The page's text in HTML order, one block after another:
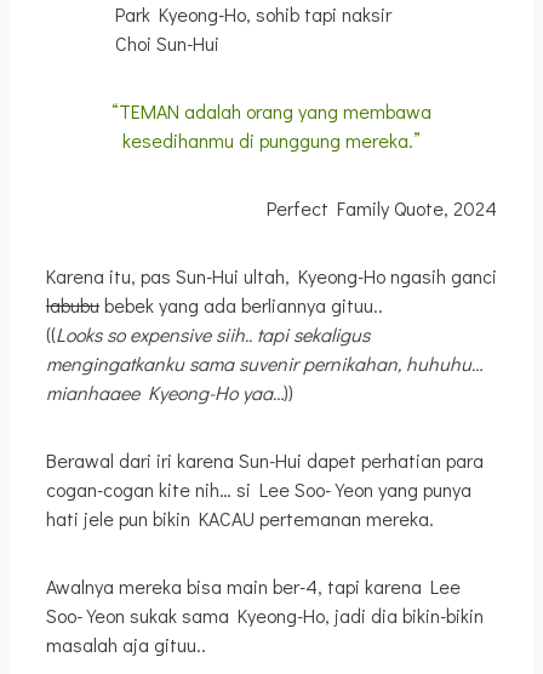
Park Kyeong-Ho, sohib tapi naksir
Choi Sun-Hui
“TEMAN adalah orang yang membawa
kesedihanmu di punggung mereka.”
Perfect Family Quote, 2024
Karena itu, pas Sun-Hui ultah, Kyeong-Ho ngasih ganci
labububebek yang ada berliannya gituu..
((Looks so expensive siih.. tapi sekaligus
mengingatkanku sama suvenir pernikahan, huhuhu…
mianhaaee Kyeong-Ho yaa…))
Berawal dari iri karena Sun-Hui dapet perhatian para
cogan-cogan kite nih… si Lee Soo-Yeon yang punya
hati jele pun bikin KACAU pertemanan mereka.
Awalnya mereka bisa main ber-4, tapi karena Lee
Soo-Yeon sukak sama Kyeong-Ho, jadi dia bikin-bikin
masalah aja gituu..